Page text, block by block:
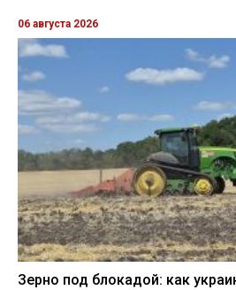
06 августа 2026
Зерно под блокадой: как